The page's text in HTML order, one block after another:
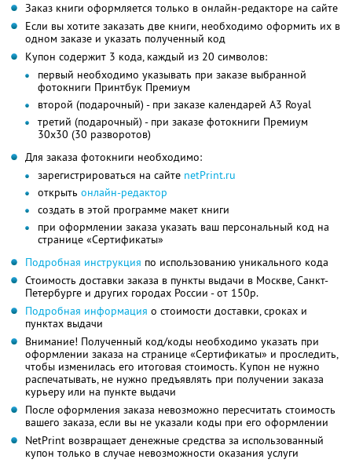
Заказ книги оформляется только в онлайн-редакторе на сайте
Если вы хотите заказать две книги, необходимо оформить их в
одном заказе и указать полученный код
Купон содержит 3 кода, каждый из 20 символов:
первый необходимо указывать при заказе выбранной
фотокниги Принтбук Премиум
второй (подарочный) - при заказе календарей А3 Royal
третий (подарочный) - при заказе фотокниги Премиум
30х30 (30 разворотов)
Для заказа фотокниги необходимо:
зарегистрироваться на сайте netPrint.ru
открыть онлайн-редактор
создать в этой программе макет книги
при оформлении заказа указать ваш персональный код на
странице «Сертификаты»
Подробная инструкция по использованию уникального кода
Стоимость доставки заказа в пункты выдачи в Москве, Санкт-
Петербурге и других городах России - от 150р.
Подробная информация о стоимости доставки, сроках и
пунктах выдачи
Внимание! Полученный код/коды необходимо указать при
оформлении заказа на странице «Сертификаты» и проследить,
чтобы изменилась его итоговая стоимость. Купон не нужно
распечатывать, не нужно предъявлять при получении заказа
курьеру или на пункте выдачи
После оформления заказа невозможно пересчитать стоимость
вашего заказа, если вы не указали коды при его оформлении
NetPrint возвращает денежные средства за использованный
купон только в случае невозможности оказания услуги